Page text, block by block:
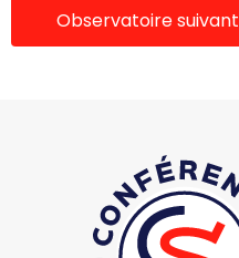
Observatoire suivant